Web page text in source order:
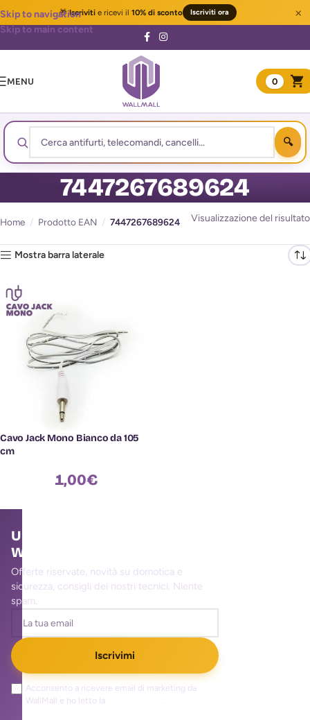
🎁Iscrivitie ricevi il 10% di sconto Iscriviti ora ×
Skip to navigation
Skip to main content
MENU 0
7447267689624
Home / Prodotto EAN / 7447267689624 Visualizzazione del risultato
Mostra barra laterale
Cavo Jack Mono Bianco da 105
cm
1,00€
Unisciti alla community
WallMall
Offerte riservate, novità su domotica e
sicurezza, consigli dei nostri tecnici. Niente
spam.
Iscrivimi
Acconsento a ricevere email di marketing da
WallMall e ho letto la
.